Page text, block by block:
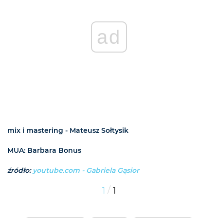
ad
mix i mastering - Mateusz Sołtysik
MUA: Barbara Bonus
źródło: youtube.com - Gabriela Gąsior
1 / 1